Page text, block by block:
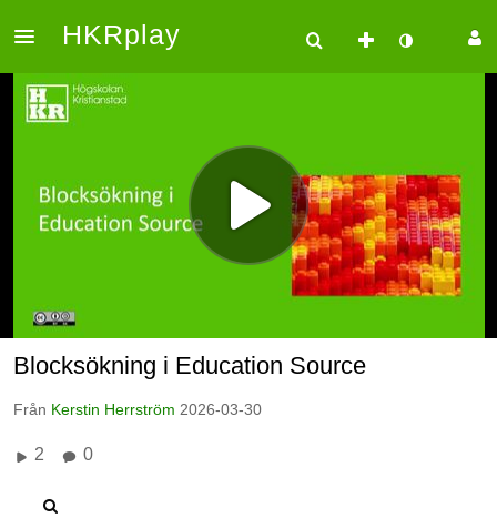
HKRplay
Blocksökning i Education Source
Från Kerstin Herrström 2026-03-30
2 0